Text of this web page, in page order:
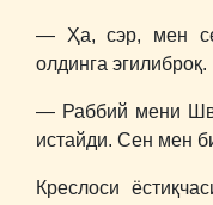
― Ҳа, сэр, мен
олдинга эгилиброқ.
― Раббий мени
истайди. Сен мен
Креслоси